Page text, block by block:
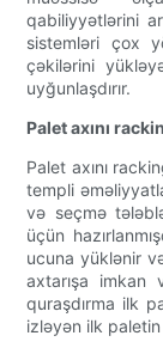
qabiliyyətlərini
sistemləri çox
çəkilərini
uyğunlaşdırır.
Palet axını
Palet axını
templi
və seçmə
üçün
ucuna yüklənir
axtarışa imkan
quraşdırma ilk
izləyən ilk paletin